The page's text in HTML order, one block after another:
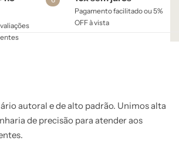
Pagamento facilitado ou 5%
OFF à vista​
autoral e de alto padrão. Unimos alta
de precisão para atender aos